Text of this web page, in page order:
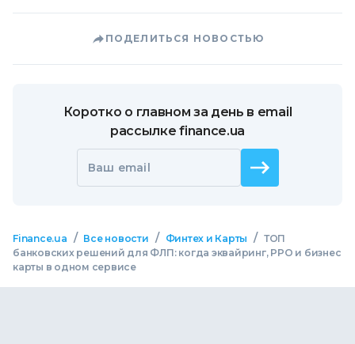
ПОДЕЛИТЬСЯ НОВОСТЬЮ
Коротко о главном за день в email
рассылке finance.ua
Ваш email
Finance.ua / Все новости / Финтех и Карты / ТОП
банковских решений для ФЛП: когда эквайринг, РРО и бизнес
карты в одном сервисе